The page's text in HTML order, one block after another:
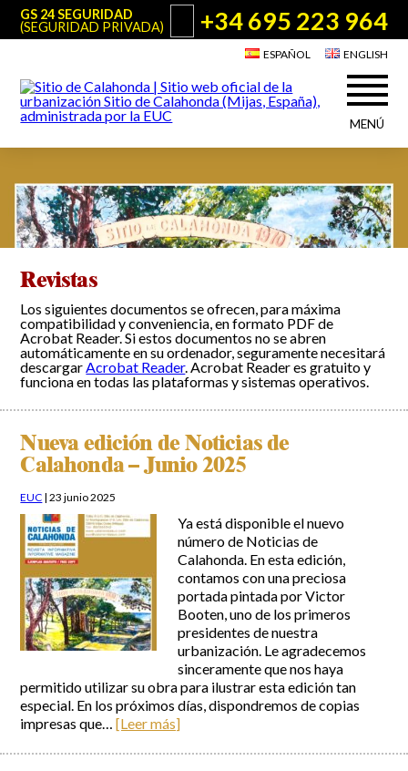
GS 24 SEGURIDAD
(SEGURIDAD PRIVADA)
+34 695 223 964
ESPAÑOL ENGLISH
MENÚ
Quiénes somos
Junta Directiva
Servicios de la EUC
Estatutos
Sitio de Calahonda en cifras
Contactar
Actuaciones
Utilidades para Residentes y Visitantes
Plano de Calahonda
Transporte
El reciclado de nuestros residuos
Información sobre podas
Noticias
Teléfonos de interés
Incidencias
App Gecor
Contactar
OCIO Y CURIOSIDADES DE SITIO DE CALAHONDA
Historia de Sitio de Calahonda
Instalaciones y ocio
Club de Golf La Siesta
Centros Comerciales
La Iglesia de San Miguel
La Ermita de Calahonda
Parque España
Parque Calahonda
Senda litoral Mijas
Ruta a pie
Galería Fotográfica
Calahonda de noche
Centros comerciales
Iglesia de San Miguel
La Ermita de Calahonda
Parques de Sitio de Calahonda
Vivero de Calahonda
Revistas
Buscar:
NIF: G29178803.Todos los derechos reservados. Diseño y desarrollo:Jesse Naylor
Revistas
Los siguientes documentos se ofrecen, para máxima
compatibilidad y conveniencia, en formato PDF de
Acrobat Reader. Si estos documentos no se abren
automáticamente en su ordenador, seguramente necesitará
descargar Acrobat Reader. Acrobat Reader es gratuito y
funciona en todas las plataformas y sistemas operativos.
Nueva edición de Noticias de
Calahonda – Junio 2025
EUC |23 junio 2025
Ya está disponible el nuevo
número de Noticias de
Calahonda. En esta edición,
contamos con una preciosa
portada pintada por Victor
Booten, uno de los primeros
presidentes de nuestra
urbanización. Le agradecemos
sinceramente que nos haya
permitido utilizar su obra para ilustrar esta edición tan
especial. En los próximos días, dispondremos de copias
impresas que…[Leer más]